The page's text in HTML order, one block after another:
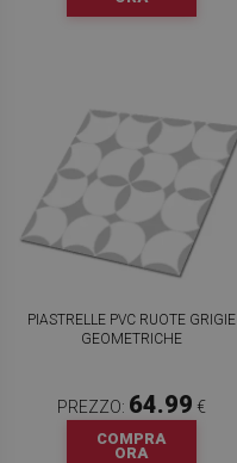
PIASTRELLE PVC RUOTE GRIGIE
GEOMETRICHE
PREZZO: 64.99 €
COMPRA
ORA